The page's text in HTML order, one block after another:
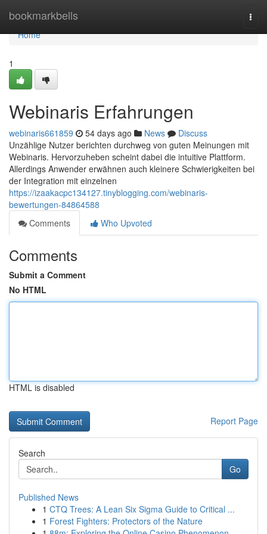
bookmarkbells
Home
Home
1
Webinaris Erfahrungen
webinaris661859 54 days ago News
Discuss
Unzählige Nutzer berichten durchweg von guten Meinungen mit
Webinaris. Hervorzuheben scheint dabei die intuitive Plattform.
Allerdings Anwender erwähnen auch kleinere Schwierigkeiten bei
der Integration mit einzelnen
https://izaakacpc134127.tinyblogging.com/webinaris-
bewertungen-84864588
Comments
Who Upvoted
Comments
Submit a Comment
No HTML
HTML is disabled
Report Page
Search
Go
Published News
1 CTQ Trees: A Lean Six Sigma Guide to Critical ...
1 Forest Fighters: Protectors of the Nature